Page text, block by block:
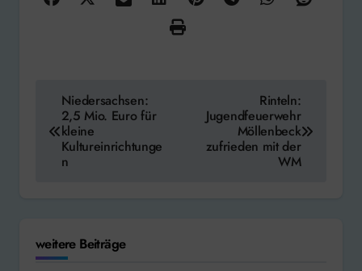
Beitragsnavigation
Niedersachsen:
2,5 Mio. Euro für
kleine
Kultureinrichtunge
n
Rinteln:
Jugendfeuerwehr
Möllenbeck
zufrieden mit der
WM
weitere Beiträge